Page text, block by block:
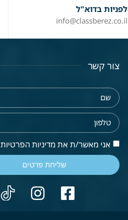
לפניות בדוא"ל
info@classberez.co.il
צור קשר
אני מאשר/ת את מדיניות הפרטיות
שליחת פרטים